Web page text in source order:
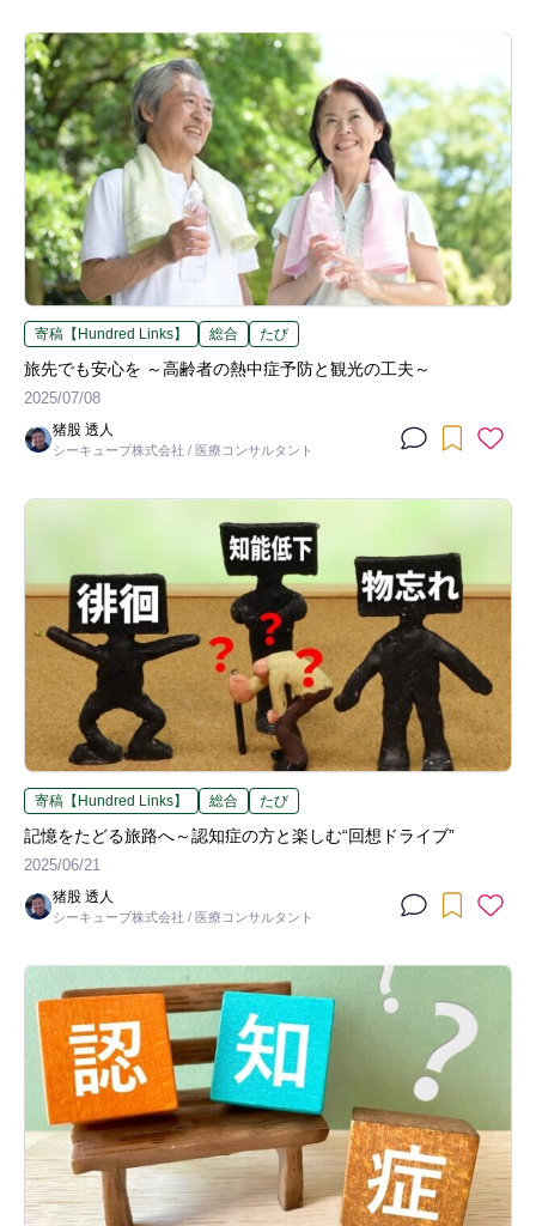
寄稿【Hundred Links】 総合 たび
旅先でも安心を ～高齢者の熱中症予防と観光の工夫～
2025/07/08
猪股 透人
シーキューブ株式会社 / 医療コンサルタント
寄稿【Hundred Links】 総合 たび
記憶をたどる旅路へ～認知症の方と楽しむ“回想ドライブ”
2025/06/21
猪股 透人
シーキューブ株式会社 / 医療コンサルタント